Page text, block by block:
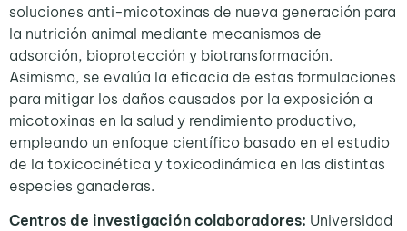
soluciones anti-micotoxinas de nueva generación para
la nutrición animal mediante mecanismos de
adsorción, bioprotección y biotransformación.
Asimismo, se evalúa la eficacia de estas formulaciones
para mitigar los daños causados por la exposición a
micotoxinas en la salud y rendimiento productivo,
empleando un enfoque científico basado en el estudio
de la toxicocinética y toxicodinámica en las distintas
especies ganaderas.
Centros de investigación colaboradores: Universidad